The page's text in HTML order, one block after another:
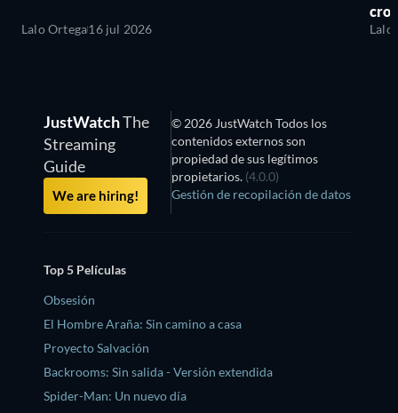
Lalo Ortega16 jul 2026 Lalo
JustWatchThe
Streaming
Guide
We are hiring!
© 2026 JustWatch Todos los
contenidos externos son
propiedad de sus legítimos
propietarios. (4.0.0)
Gestión de recopilación de datos
Top 5 Películas
Obsesión
El Hombre Araña: Sin camino a casa
Proyecto Salvación
Backrooms: Sin salida - Versión extendida
Spider-Man: Un nuevo día